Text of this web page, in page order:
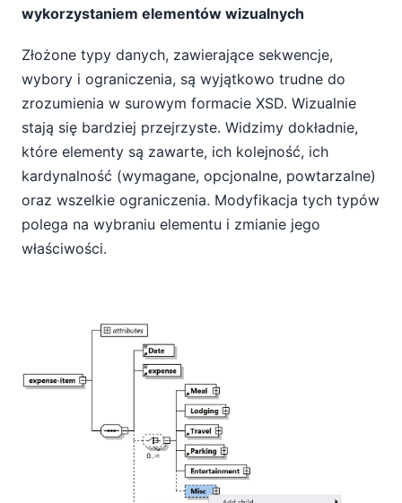
wykorzystaniem elementów wizualnych
Złożone typy danych, zawierające sekwencje,
wybory i ograniczenia, są wyjątkowo trudne do
zrozumienia w surowym formacie XSD. Wizualnie
stają się bardziej przejrzyste. Widzimy dokładnie,
które elementy są zawarte, ich kolejność, ich
kardynalność (wymagane, opcjonalne, powtarzalne)
oraz wszelkie ograniczenia. Modyfikacja tych typów
polega na wybraniu elementu i zmianie jego
właściwości.